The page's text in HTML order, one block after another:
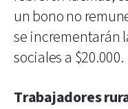
un bono no
se incrementarán
sociales a $20.000.
Trabajadores